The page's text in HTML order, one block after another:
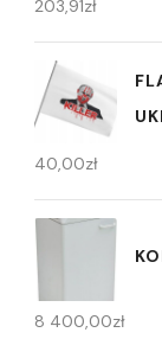
203,91zł
40,00zł
8 400,00zł